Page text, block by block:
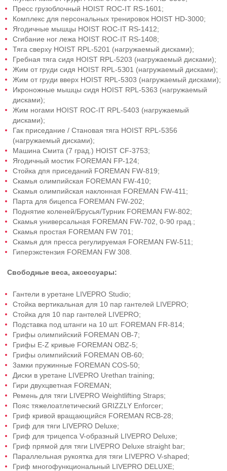
Пресс грузоблочный HOIST ROC-IT RS-1601;
Комплекс для персональных тренировок HOIST HD-3000;
Ягодичные мышцы HOIST ROC-IT RS-1412;
Сгибание ног лежа HOIST ROC-IT RS-1408;
Тяга сверху HOIST RPL-5201 (нагружаемый дисками);
Гребная тяга сидя HOIST RPL-5203 (нагружаемый дисками);
Жим от груди сидя HOIST RРL-5З01 (нагружаемый дисками);
Жим от груди вверх HOIST RPL-5303 (нагружаемый дисками);
Икроножные мышцы сидя HOIST RPL-5363 (нагружаемый
дисками);
Жим ногами HOIST ROC-IT RPL-5403 (нагружаемый
дисками);
Гак приседание / Становая тяга HOIST RPL-5356
(нагружаемый дисками);
Машина Смита (7 град.) HOIST СF-3753;
Яrодичный мостик FOREMAN FР-124;
Стойка дпя приседаний FОRЕМАN FW-819;
Скамья олимпийская FОRЕМАN FW-410;
Скамья олимпийская наклонная FОRЕМАN FW-411;
Парта для бицепса FOREMAN FW-202;
Поднятие коленей/Брусья/Турник FOREMAN FW-802;
Скамья универсальная FOREMAN FW-702, 0-90 град.;
Скамья простая FОRЕМАN FW 701;
Скамья для пресса реryлируемая FOREMAN FW-511;
Гиперэкстензия FOREMAN FW 308.
Свободные веса, аксессуары:
Гантели в уретане LIVEPRO Studio;
Стойка вертикальная для 10 пар гантелей LIVEPRO;
Стойка для 10 пар гантелей LIVEPRO;
Подставка под штанги на 10 шт. FOREMAN FR-814;
Грифы олимпийский FОRЕМАN ОВ-7;
Грифы E-Z кривые FOREMAN OBZ-5;
Грифы олимпийский FОRЕМАN ОВ-60;
3амки пружинные FOREMAN COS-50;
Диски в уретане LIVEPRO Urеthаn training;
Гири двухцветная FOREMAN;
Ремень для тяги LIVEPRO Weightlifting Straps;
Пояс тяжелоатлетический GRIZZLY Еnfоrсеr;
Гриф кривой вращающийся FOREMAN RCB-28;
Гриф для тяги LIVEPRO Deluxe;
Гриф для трицепса V-образный LIVEPRO Deluxe;
Гриф прямой для тяги LIVEPRO Deluxe straight bar;
Параллельная рукоятка для тяги LIVEPRO V-shaped;
Гриф многофункциональный LIVEPRO DELUXE;